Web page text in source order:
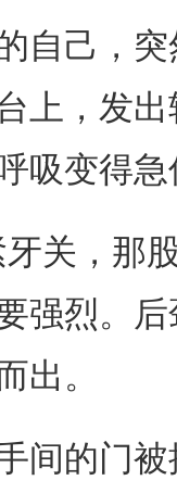
己，突
上，发
吸变得
，那股
强烈。
出。
的门被